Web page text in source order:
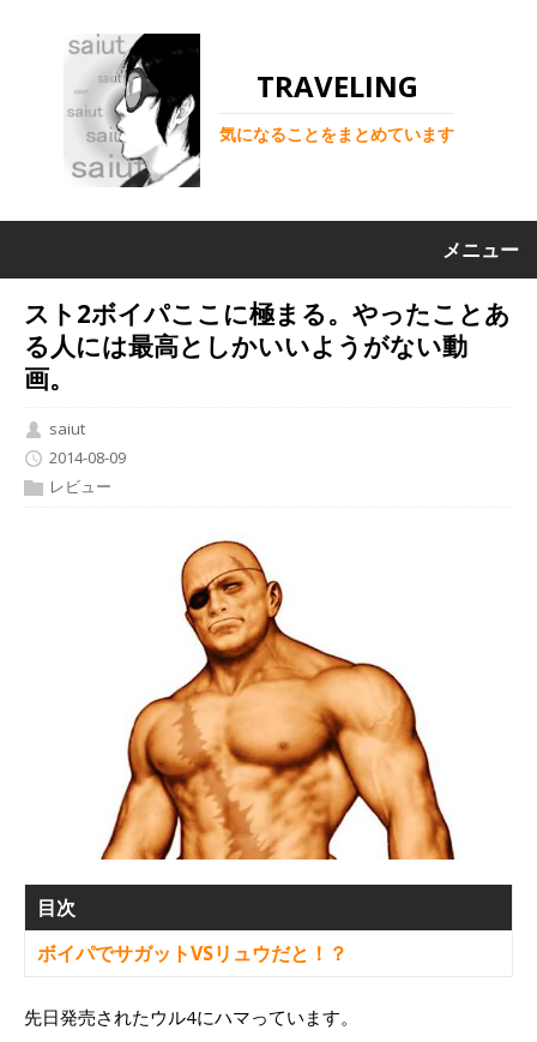
TRAVELING
気になることをまとめています
メニュー
スト2ボイパここに極まる。やったことあ
る人には最高としかいいようがない動
画。
saiut
2014-08-09
レビュー
目次
ボイパでサガットVSリュウだと！？
先日発売されたウル4にハマっています。